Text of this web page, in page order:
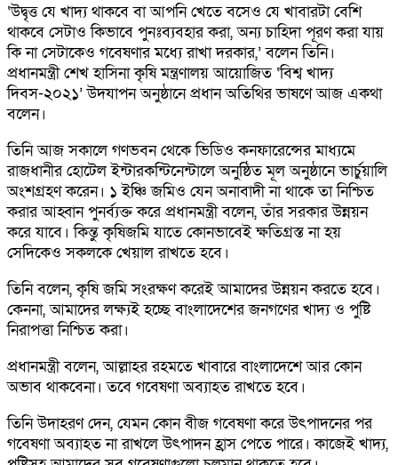
‘উদ্বৃত্ত যে খাদ্য থাকবে বা আপনি খেতে বসেও যে খাবারটা বেশি
থাকবে সেটাও কিভাবে পুনঃব্যবহার করা, অন্য চাহিদা পূরণ করা যায়
কি না সেটাকেও গবেষণার মধ্যে রাখা দরকার,’ বলেন তিনি।
প্রধানমন্ত্রী শেখ হাসিনা কৃষি মন্ত্রণালয় আয়োজিত ‘বিশ্ব খাদ্য
দিবস-২০২১’ উদযাপন অনুষ্ঠানে প্রধান অতিথির ভাষণে আজ একথা
বলেন।
তিনি আজ সকালে গণভবন থেকে ভিডিও কনফারেন্সের মাধ্যমে
রাজধানীর হোটেল ইন্টারকন্টিনেন্টালে অনুষ্ঠিত মূল অনুষ্ঠানে ভার্চুয়ালি
অংশগ্রহণ করেন। ১ ইঞ্চি জমিও যেন অনাবাদী না থাকে তা নিশ্চিত
করার আহ্বান পুনর্ব্যক্ত করে প্রধানমন্ত্রী বলেন, তাঁর সরকার উন্নয়ন
করে যাবে। কিন্তু কৃষিজমি যাতে কোনভাবেই ক্ষতিগ্রস্ত না হয়
সেদিকেও সকলকে খেয়াল রাখতে হবে।
তিনি বলেন, কৃষি জমি সংরক্ষণ করেই আমাদের উন্নয়ন করতে হবে।
কেননা, আমাদের লক্ষ্যই হচ্ছে বাংলাদেশের জনগণের খাদ্য ও পুষ্টি
নিরাপত্তা নিশ্চিত করা।
প্রধানমন্ত্রী বলেন, আল্লাহর রহমতে খাবারে বাংলাদেশে আর কোন
অভাব থাকবেনা। তবে গবেষণা অব্যাহত রাখতে হবে।
তিনি উদাহরণ দেন, যেমন কোন বীজ গবেষণা করে উৎপাদনের পর
গবেষণা অব্যাহত না রাখলে উৎপাদন হ্রাস পেতে পারে। কাজেই খাদ্য,